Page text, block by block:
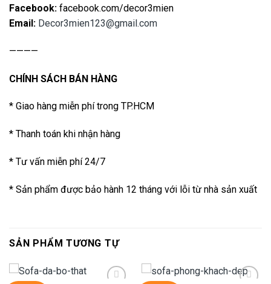
Facebook: facebook.com/decor3mien
Email: Decor3mien123@gmail.com
————
CHÍNH SÁCH BÁN HÀNG
* Giao hàng miễn phí trong TP.HCM
* Thanh toán khi nhận hàng
* Tư vấn miễn phí 24/7
* Sản phẩm được bảo hành 12 tháng với lỗi từ nhà sản xuất
SẢN PHẨM TƯƠNG TỰ